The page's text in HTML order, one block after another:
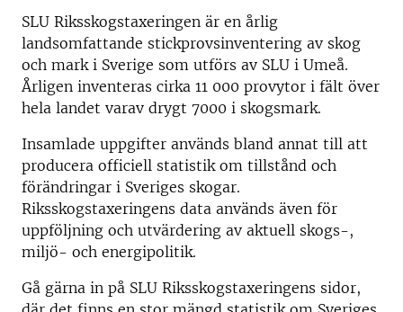
SLU Riksskogstaxeringen är en årlig
landsomfattande stickprovsinventering av skog
och mark i Sverige som utförs av SLU i Umeå.
Årligen inventeras cirka 11 000 provytor i fält över
hela landet varav drygt 7000 i skogsmark.
Insamlade uppgifter används bland annat till att
producera officiell statistik om tillstånd och
förändringar i Sveriges skogar.
Riksskogstaxeringens data används även för
uppföljning och utvärdering av aktuell skogs-,
miljö- och energipolitik.
Gå gärna in på SLU Riksskogstaxeringens sidor,